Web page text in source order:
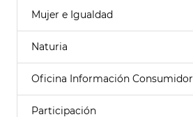
Mujer e Igualdad
Naturia
Oficina Información Consumidor
Participación